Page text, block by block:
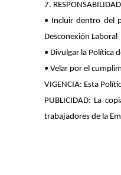
7.
• Incluir dentro del
Desconexión Laboral
• Divulgar la Política
• Velar por el
VIGENCIA: Esta
PUBLICIDAD: La
trabajadores de la